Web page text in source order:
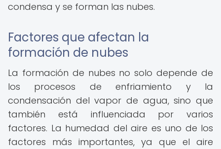
condensa y se forman las nubes.
Factores que afectan la
formación de nubes
La formación de nubes no solo depende de
los procesos de enfriamiento y la
condensación del vapor de agua, sino que
también está influenciada por varios
factores. La humedad del aire es uno de los
factores más importantes, ya que el aire